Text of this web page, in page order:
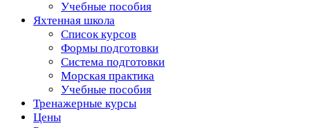
Учебные пособия
Яхтенная школа
Список курсов
Формы подготовки
Cистема подготовки
Морская практика
Учебные пособия
Тренажерные курсы
Цены